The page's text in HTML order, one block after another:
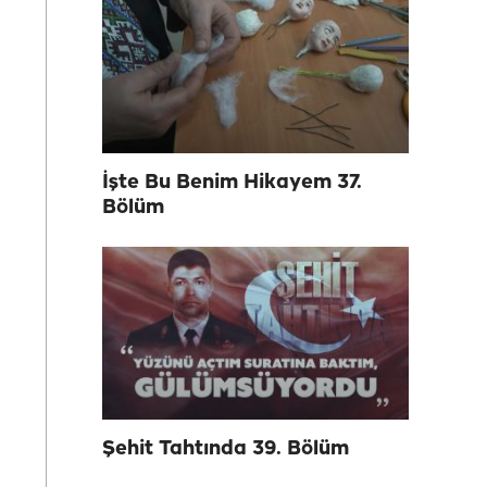
İşte Bu Benim Hikayem 37.
Bölüm
Şehit Tahtında 39. Bölüm